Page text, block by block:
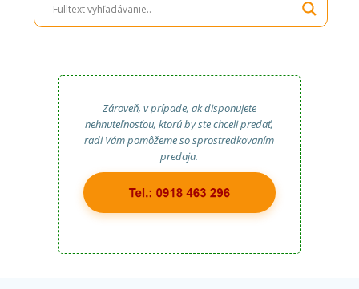
Zároveň, v prípade, ak disponujete
nehnuteľnosťou, ktorú by ste chceli predať,
radi Vám pomôžeme so sprostredkovaním
predaja.